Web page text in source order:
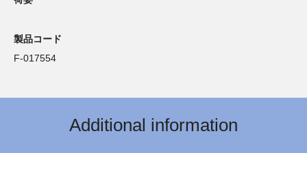
製品コード
F-017554
Additional information